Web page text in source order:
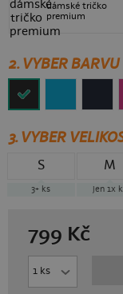
dámské tričko
premium
2. VYBER BARVU
3.VYBER
S
3+ ks
M
jen 1x
799 Kč